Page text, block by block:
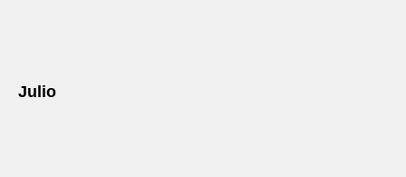
Julio